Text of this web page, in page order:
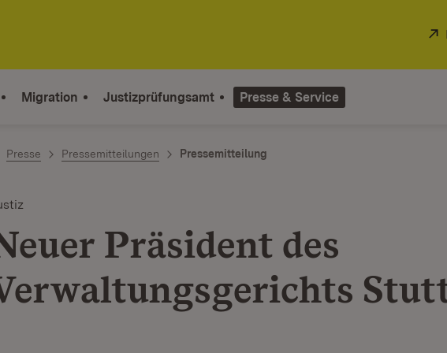
Migration Justizprüfungsamt Presse & Service
Presse Pressemitteilungen Pressemitteilung
Präsident des